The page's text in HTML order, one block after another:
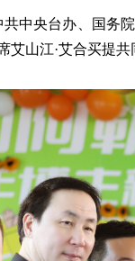
共中央台办、国务
艾山江·艾合买提